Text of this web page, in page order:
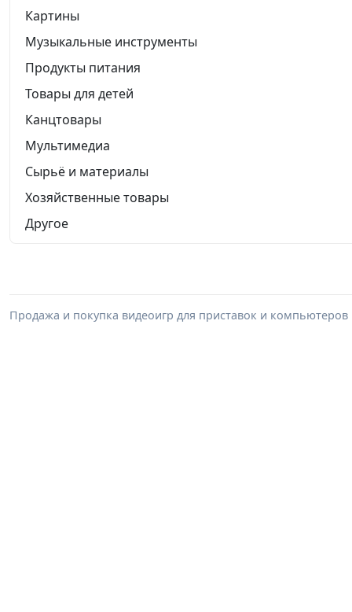
Картины
Музыкальные инструменты
Продукты питания
Товары для детей
Канцтовары
Мультимедиа
Сырьё и материалы
Хозяйственные товары
Другое
Продажа и покупка видеоигр для приставок и